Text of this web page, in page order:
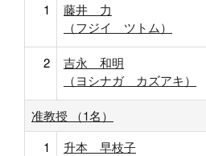
1
藤井 力
（フジイ ツトム）
2
吉永 和明
（ヨシナガ カズアキ）
准教授 （1名）
1
升本 早枝子